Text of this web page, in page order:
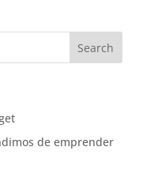
de emprender